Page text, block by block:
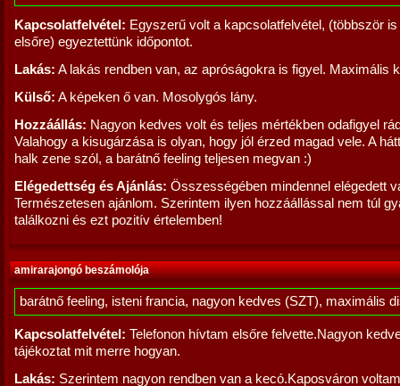
Kapcsolatfelvétel: Egyszerű volt a kapcsolatfelvétel, (többször is
elsőre) egyeztettünk időpontot.
Lakás: A lakás rendben van, az apróságokra is figyel. Maximális
Külső: A képeken ő van. Mosolygós lány.
Hozzáállás: Nagyon kedves volt és teljes mértékben odafigyel
Valahogy a kisugárzása is olyan, hogy jól érzed magad vele. A
halk zene szól, a barátnő feeling teljesen megvan :)
Elégedettség és Ajánlás: Összességében mindennel elégedett
Természetesen ajánlom. Szerintem ilyen hozzáállással nem túl
találkozni és ezt pozitív értelemben!
amirarajongó beszámolója
barátnő feeling, isteni francia, nagyon kedves (SZT), maximális
Kapcsolatfelvétel: Telefonon hívtam elsőre felvette.Nagyon
tájékoztat mit merre hogyan.
Lakás: Szerintem nagyon rendben van a kecó.Kaposváron